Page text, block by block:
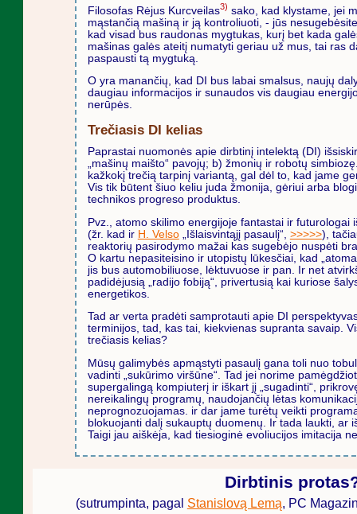
Filosofas Rėjus Kurcveilas3) sako, kad klystame, jei
mąstančią mašiną ir ją kontroliuoti, - jūs
kad visad bus raudonas mygtukas, kurį bet kada
mašinas galės ateitį numatyti geriau už mus, tai ras
paspausti tą mygtuką.
O yra manančių, kad DI bus labai smalsus, naujų
daugiau informacijos ir sunaudos vis daugiau
nerūpės.
Trečiasis DI kelias
Paprastai nuomonės apie dirbtinį intelektą (DI)
„mašinų maišto“ pavojų; b) žmonių ir robotų
kažkokį trečią tarpinį variantą, gal dėl to, kad jame
Vis tik būtent šiuo keliu juda žmonija, gėriui arba
technikos progreso produktus.
Pvz., atomo skilimo energijoje fantastai ir futurologai
(žr. kad ir H. Velso„Išlaisvintąjį pasaulį“, >>>>>),
reaktorių pasirodymo mažai kas sugebėjo nuspėti
O kartu nepasiteisino ir utopistų lūkesčiai, kad
jis bus automobiliuose, lėktuvuose ir pan. Ir net
padidėjusią „radijo fobiją“, privertusią kai kuriose
energetikos.
Tad ar verta pradėti samprotauti apie DI
terminijos, tad, kas tai, kiekvienas supranta savaip.
trečiasis kelias?
Mūsų galimybės apmąstyti pasaulį gana toli nuo
vadinti „sukūrimo viršūne“. Tad jei norime
supergalingą kompiuterį ir iškart jį „sugadinti“,
nereikalingų programų, naudojančių lėtas
neprognozuojamas. ir dar jame turėtų veikti
blokuojanti dalį sukauptų duomenų. Ir tada laukti, ar
Taigi jau aiškėja, kad tiesioginė evoliucijos imitacija
Dirbtinis
(sutrumpinta, pagal Stanislovą Lemą, PC